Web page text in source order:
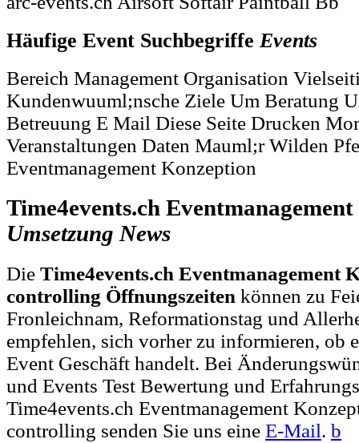
Häufige Event Suchbegriffe Events
Bereich Management Organisation
Kundenwuuml;nsche Ziele Um Beratung
Betreuung E Mail Diese Seite Drucken
Veranstaltungen Daten Mauml;r Wilden
Eventmanagement Konzeption
Time4events.ch
Umsetzung News
Die Time4events.ch Eventmanagement
controlling Öffnungszeiten können zu
Fronleichnam, Reformationstag und
empfehlen, sich vorher zu informieren, ob
Event Geschäft handelt. Bei
und Events Test Bewertung und
Time4events.ch Eventmanagement
controlling senden Sie uns eine E-Mail. b